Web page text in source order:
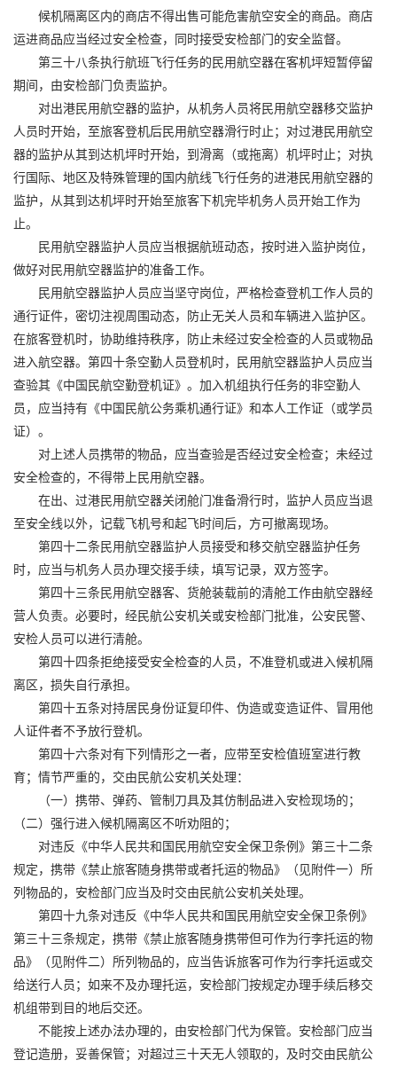
候机隔离区内的商店不得出售可能危害航空安全的商品。商店
运进商品应当经过安全检查，同时接受安检部门的安全监督。
第三十八条执行航班飞行任务的民用航空器在客机坪短暂停留
期间，由安检部门负责监护。
对出港民用航空器的监护，从机务人员将民用航空器移交监护
人员时开始，至旅客登机后民用航空器滑行时止；对过港民用航空
器的监护从其到达机坪时开始，到滑离（或拖离）机坪时止；对执
行国际、地区及特殊管理的国内航线飞行任务的进港民用航空器的
监护，从其到达机坪时开始至旅客下机完毕机务人员开始工作为
止。
民用航空器监护人员应当根据航班动态，按时进入监护岗位，
做好对民用航空器监护的准备工作。
民用航空器监护人员应当坚守岗位，严格检查登机工作人员的
通行证件，密切注视周围动态，防止无关人员和车辆进入监护区。
在旅客登机时，协助维持秩序，防止未经过安全检查的人员或物品
进入航空器。第四十条空勤人员登机时，民用航空器监护人员应当
查验其《中国民航空勤登机证》。加入机组执行任务的非空勤人
员，应当持有《中国民航公务乘机通行证》和本人工作证（或学员
证）。
对上述人员携带的物品，应当查验是否经过安全检查；未经过
安全检查的，不得带上民用航空器。
在出、过港民用航空器关闭舱门准备滑行时，监护人员应当退
至安全线以外，记载飞机号和起飞时间后，方可撤离现场。
第四十二条民用航空器监护人员接受和移交航空器监护任务
时，应当与机务人员办理交接手续，填写记录，双方签字。
第四十三条民用航空器客、货舱装载前的清舱工作由航空器经
营人负责。必要时，经民航公安机关或安检部门批准，公安民警、
安检人员可以进行清舱。
第四十四条拒绝接受安全检查的人员，不准登机或进入候机隔
离区，损失自行承担。
第四十五条对持居民身份证复印件、伪造或变造证件、冒用他
人证件者不予放行登机。
第四十六条对有下列情形之一者，应带至安检值班室进行教
育；情节严重的，交由民航公安机关处理：
（一）携带、弹药、管制刀具及其仿制品进入安检现场的；
（二）强行进入候机隔离区不听劝阻的；
对违反《中华人民共和国民用航空安全保卫条例》第三十二条
规定，携带《禁止旅客随身携带或者托运的物品》（见附件一）所
列物品的，安检部门应当及时交由民航公安机关处理。
第四十九条对违反《中华人民共和国民用航空安全保卫条例》
第三十三条规定，携带《禁止旅客随身携带但可作为行李托运的物
品》（见附件二）所列物品的，应当告诉旅客可作为行李托运或交
给送行人员；如来不及办理托运，安检部门按规定办理手续后移交
机组带到目的地后交还。
不能按上述办法办理的，由安检部门代为保管。安检部门应当
登记造册，妥善保管；对超过三十天无人领取的，及时交由民航公